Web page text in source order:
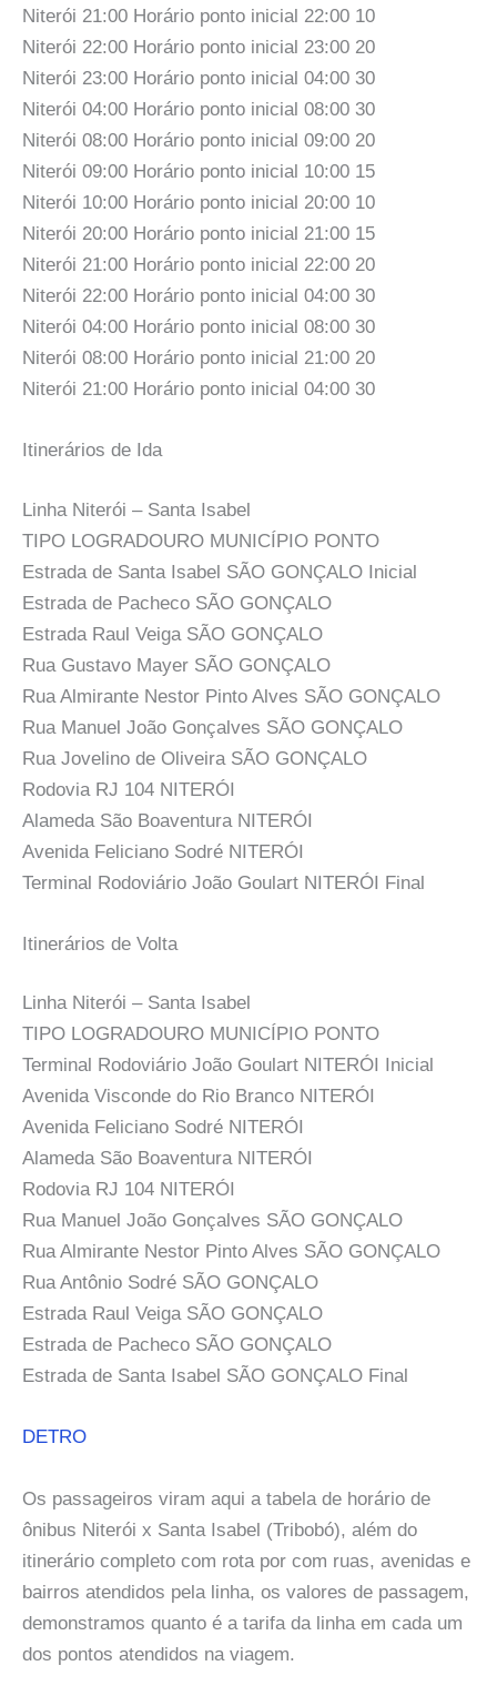
Niterói 21:00 Horário ponto inicial 22:00 10
Niterói 22:00 Horário ponto inicial 23:00 20
Niterói 23:00 Horário ponto inicial 04:00 30
Niterói 04:00 Horário ponto inicial 08:00 30
Niterói 08:00 Horário ponto inicial 09:00 20
Niterói 09:00 Horário ponto inicial 10:00 15
Niterói 10:00 Horário ponto inicial 20:00 10
Niterói 20:00 Horário ponto inicial 21:00 15
Niterói 21:00 Horário ponto inicial 22:00 20
Niterói 22:00 Horário ponto inicial 04:00 30
Niterói 04:00 Horário ponto inicial 08:00 30
Niterói 08:00 Horário ponto inicial 21:00 20
Niterói 21:00 Horário ponto inicial 04:00 30
Itinerários de Ida
Linha Niterói – Santa Isabel
TIPO LOGRADOURO MUNICÍPIO PONTO
Estrada de Santa Isabel SÃO GONÇALO Inicial
Estrada de Pacheco SÃO GONÇALO
Estrada Raul Veiga SÃO GONÇALO
Rua Gustavo Mayer SÃO GONÇALO
Rua Almirante Nestor Pinto Alves SÃO GONÇALO
Rua Manuel João Gonçalves SÃO GONÇALO
Rua Jovelino de Oliveira SÃO GONÇALO
Rodovia RJ 104 NITERÓI
Alameda São Boaventura NITERÓI
Avenida Feliciano Sodré NITERÓI
Terminal Rodoviário João Goulart NITERÓI Final
Itinerários de Volta
Linha Niterói – Santa Isabel
TIPO LOGRADOURO MUNICÍPIO PONTO
Terminal Rodoviário João Goulart NITERÓI Inicial
Avenida Visconde do Rio Branco NITERÓI
Avenida Feliciano Sodré NITERÓI
Alameda São Boaventura NITERÓI
Rodovia RJ 104 NITERÓI
Rua Manuel João Gonçalves SÃO GONÇALO
Rua Almirante Nestor Pinto Alves SÃO GONÇALO
Rua Antônio Sodré SÃO GONÇALO
Estrada Raul Veiga SÃO GONÇALO
Estrada de Pacheco SÃO GONÇALO
Estrada de Santa Isabel SÃO GONÇALO Final
DETRO
Os passageiros viram aqui a tabela de horário de
ônibus Niterói x Santa Isabel (Tribobó), além do
itinerário completo com rota por com ruas, avenidas e
bairros atendidos pela linha, os valores de passagem,
demonstramos quanto é a tarifa da linha em cada um
dos pontos atendidos na viagem.